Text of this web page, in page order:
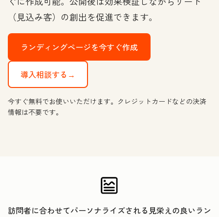
（見込み客）の創出を促進できます。
ランディングページを今すぐ作成
導入相談する→
今すぐ無料でお使いいただけます。クレジットカードなどの決済
情報は不要です。
訪問者に合わせてパーソナライズされる見栄えの良いラン